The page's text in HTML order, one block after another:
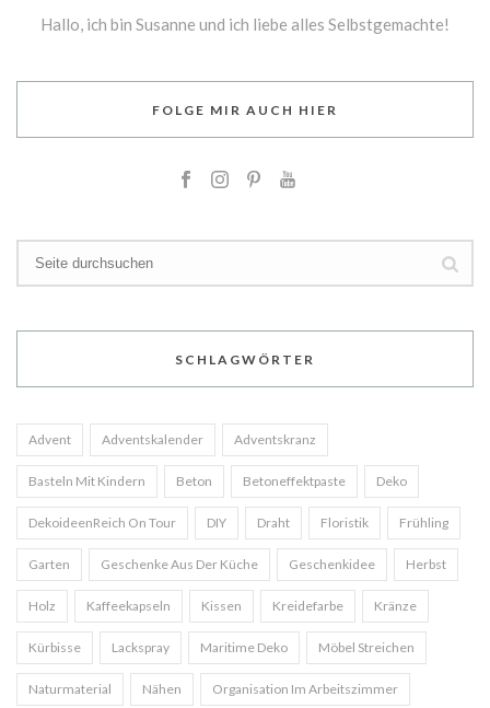
Hallo, ich bin Susanne und ich liebe alles Selbstgemachte!
FOLGE MIR AUCH HIER
SCHLAGWÖRTER
Advent Adventskalender Adventskranz
Basteln Mit Kindern Beton Betoneffektpaste Deko
DekoideenReich On Tour DIY Draht Floristik Frühling
Garten Geschenke Aus Der Küche Geschenkidee Herbst
Holz Kaffeekapseln Kissen Kreidefarbe Kränze
Kürbisse Lackspray Maritime Deko Möbel Streichen
Naturmaterial Nähen Organisation Im Arbeitszimmer